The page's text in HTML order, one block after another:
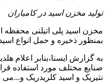
تولید مخزن اسید در کامیاران
مخزن اسید پلی اتیلنی
بمنظور ذخیره و حمل انواع
به گزارش ایسنا،بنابر اعلام
صنایع مختلف مورد استفاده
نتیریک و اسید کلریدریک و...می